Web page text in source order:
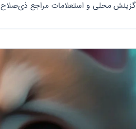
گزینش محلی و استعلامات مراجع ذی‌صلاح